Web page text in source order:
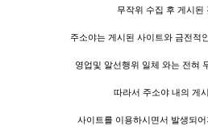
무작위 수집 후 게시된
주소야는 게시된 사이트와 금전적
영업및 알선행위 일체 와는 전혀
따라서 주소야 내의 게
사이트를 이용하시면서 발생되